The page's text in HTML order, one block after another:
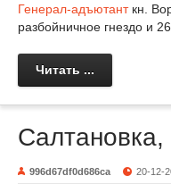
Генерал-адъютанткн.
разбойничное гнездо и
Читать ...
996d67df0d686ca 20-12-